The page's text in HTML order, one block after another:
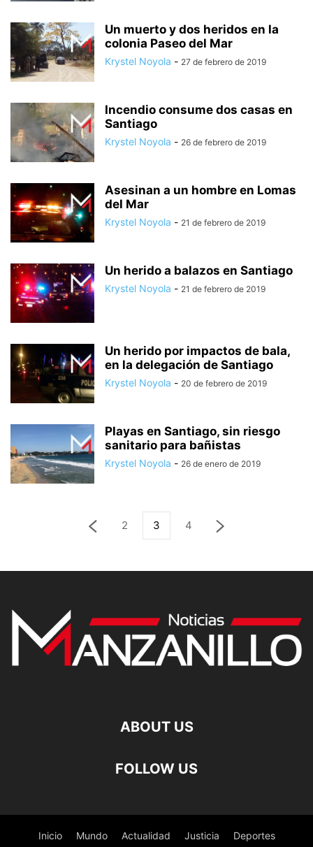
Un muerto y dos heridos en la
colonia Paseo del Mar
Krystel Noyola - 27 de febrero de 2019
Incendio consume dos casas en
Santiago
Krystel Noyola - 26 de febrero de 2019
Asesinan a un hombre en Lomas
del Mar
Krystel Noyola - 21 de febrero de 2019
Un herido a balazos en Santiago
Krystel Noyola - 21 de febrero de 2019
Un herido por impactos de bala,
en la delegación de Santiago
Krystel Noyola - 20 de febrero de 2019
Playas en Santiago, sin riesgo
sanitario para bañistas
Krystel Noyola - 26 de enero de 2019
2 3 4
ABOUT US
FOLLOW US
Inicio Mundo Actualidad Justicia Deportes